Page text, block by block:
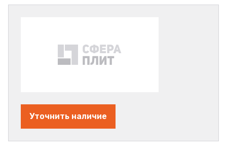
Уточнить наличие